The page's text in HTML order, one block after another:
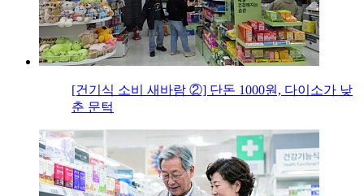
[건기식 소비 새바람 ②] 단돈 1000원, 다이소가 낮
춘 문턱